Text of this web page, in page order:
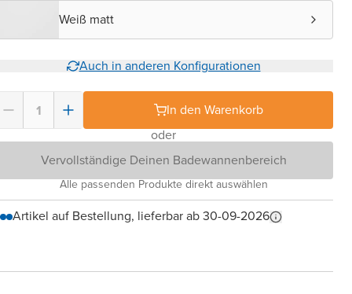
Weiß matt
Auch in anderen Konfigurationen
In den Warenkorb
oder
Vervollständige Deinen Badewannenbereich
Alle passenden Produkte direkt auswählen
Artikel auf Bestellung, lieferbar ab 30-09-2026